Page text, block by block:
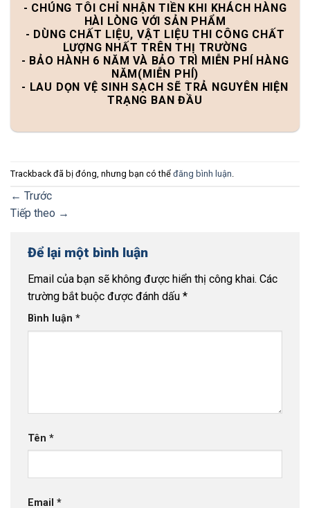
- CHÚNG TÔI CHỈ NHẬN TIỀN KHI KHÁCH HÀNG
HÀI LÒNG VỚI SẢN PHẨM
- DÙNG CHẤT LIỆU, VẬT LIỆU THI CÔNG CHẤT
LƯỢNG NHẤT TRÊN THỊ TRƯỜNG
- BẢO HÀNH 6 NĂM VÀ BẢO TRÌ MIỄN PHÍ HÀNG
NĂM(MIỄN PHÍ)
- LAU DỌN VỆ SINH SẠCH SẼ TRẢ NGUYÊN HIỆN
TRẠNG BAN ĐẦU
Trackback đã bị đóng, nhưng bạn có thể đăng bình luận
← Trước
Tiếp theo →
Để lại một bình luận
Email của bạn sẽ không được hiển thị công khai. Các
trường bắt buộc được đánh dấu *
Bình luận *
Tên *
Email *